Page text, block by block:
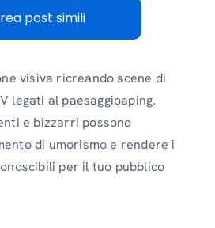
post simili
visiva ricreando scene di
legati al paesaggioaping.
e bizzarri possono
di umorismo e rendere i
per il tuo pubblico